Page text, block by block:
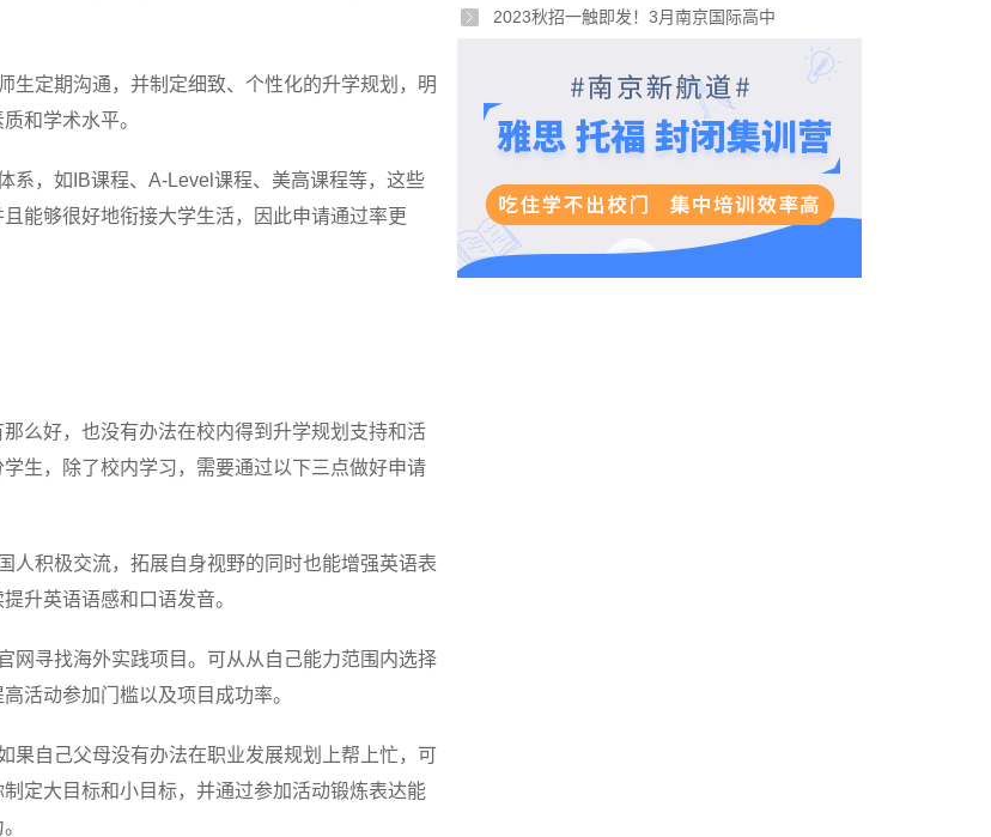
定期沟通，并制定细致、个性化的升学规划，明
和学术水平。
，如IB课程、A-Level课程、美高课程等，这些
能够很好地衔接大学生活，因此申请通过率更
好，也没有办法在校内得到升学规划支持和活
生，除了校内学习，需要通过以下三点做好申请
人积极交流，拓展自身视野的同时也能增强英语表
升英语语感和口语发音。
网寻找海外实践项目。可从从自己能力范围内选择
活动参加门槛以及项目成功率。
果自己父母没有办法在职业发展规划上帮上忙，可
定大目标和小目标，并通过参加活动锻炼表达能
2023秋招一触即发！3月南京国际高中